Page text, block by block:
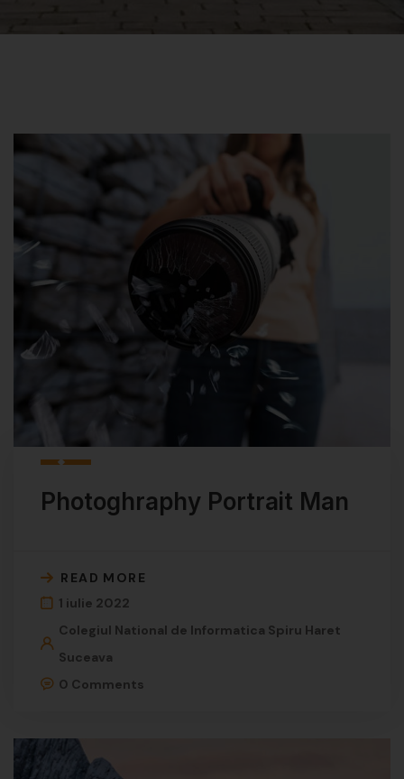
Photoghraphy Portrait Man
READ MORE
1 iulie 2022
Colegiul National de Informatica Spiru Haret
Suceava
0 Comments